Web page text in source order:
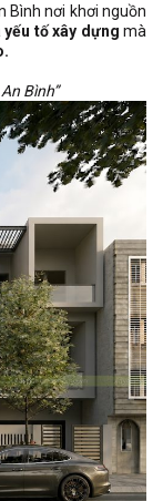
Bình nơi khơi nguồn
tố xây dựng mà
Bình”